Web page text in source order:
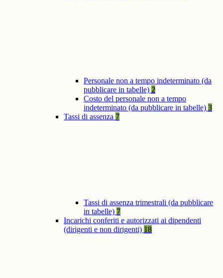
Personale non a tempo indeterminato (da
pubblicare in tabelle) 2
Costo del personale non a tempo
indeterminato (da pubblicare in tabelle) 3
Tassi di assenza 7
Tassi di assenza trimestrali (da pubblicare
in tabelle) 7
Incarichi conferiti e autorizzati ai dipendenti
(dirigenti e non dirigenti) 18